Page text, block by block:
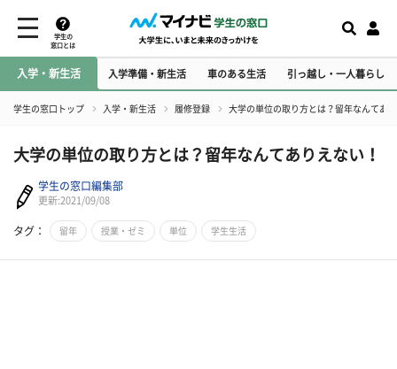
学生の
窓口とは
入学・新生活 入学準備・新生活 車のある生活 引っ越し・一人暮らし
学生の窓口トップ 入学・新生活 履修登録 大学の単位の取り方とは？留年なんてあ
大学の単位の取り方とは？留年なんてありえない！
学生の窓口編集部
更新:2021/09/08
タグ： 留年 授業・ゼミ 単位 学生生活